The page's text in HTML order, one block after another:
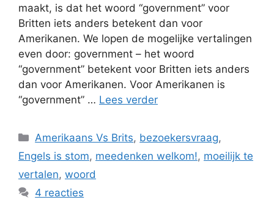
maakt, is dat het woord “government” voor
Britten iets anders betekent dan voor
Amerikanen. We lopen de mogelijke vertalingen
even door: government – het woord
“government” betekent voor Britten iets anders
dan voor Amerikanen. Voor Amerikanen is
“government” … Lees verder
Categorieën
Amerikaans Vs Brits, bezoekersvraag,
Engels is stom, meedenken welkom!, moeilijk te
vertalen, woord
4 reacties